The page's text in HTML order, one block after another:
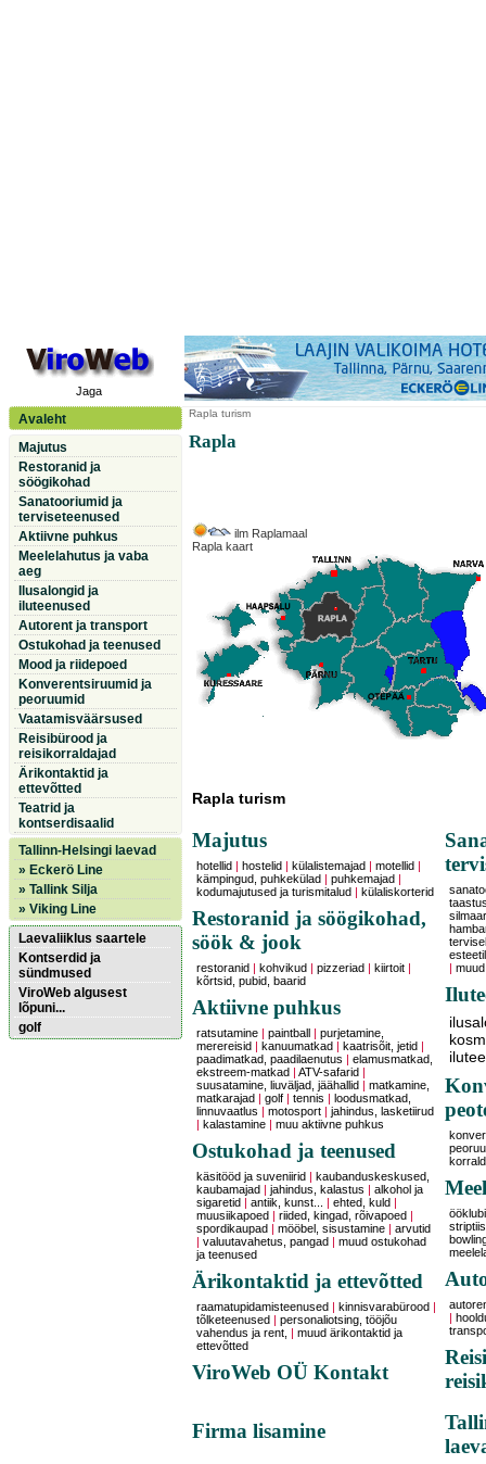
Jaga
Avaleht
Majutus
Restoranid ja
söögikohad
Sanatooriumid ja
terviseteenused
Aktiivne puhkus
Meelelahutus ja vaba
aeg
Ilusalongid ja
iluteenused
Autorent ja transport
Ostukohad ja teenused
Mood ja riidepoed
Konverentsiruumid ja
peoruumid
Vaatamisväärsused
Reisibürood ja
reisikorraldajad
Ärikontaktid ja
ettevõtted
Teatrid ja
kontserdisaalid
Tallinn-Helsingi laevad
» Eckerö Line
» Tallink Silja
» Viking Line
Laevaliiklus saartele
Kontserdid ja
sündmused
ViroWeb algusest
lõpuni...
golf
Rapla turism
Rapla
ilm Raplamaal
Rapla kaart
Rapla turism
Majutus
hotellid hostelid külalistemajad |motellid
kämpingud, puhkekülad
|puhkemajad
kodumajutused ja turismitalud
külaliskorterid
Restoranid ja söögikohad,
söök & jook
restoranid kohvikud |pizzeriad kiirtoit
kõrtsid, pubid, baarid
Aktiivne puhkus
ratsutamine |paintball |purjetamine,
merereisid
kanuumatkad kaatrisõit, jetid
paadimatkad, paadilaenutus
|elamusmatkad,
ekstreem-matkad
|ATV-safarid
suusatamine, liuväljad, jäähallid
|matkamine,
matkarajad
|golf |tennis
loodusmatkad,
linnuvaatlus
|motosport |jahindus, lasketiirud
kalastamine |muu aktiivne puhkus
Ostukohad ja teenused
käsitööd ja suveniirid
kaubanduskeskused,
kaubamajad
|jahindus, kalastus |alkohol ja
sigaretid
|antiik, kunst... |ehted, kuld
muusiikapoed
|riided, kingad, rõivapoed
spordikaupad
|mööbel, sisustamine |arvutid
|valuutavahetus, pangad |muud ostukohad
ja teenused
Ärikontaktid ja ettevõtted
raamatupidamisteenused kinnisvarabürood
tõlketeenused
|personaliotsing, tööjõu
vahendus ja rent,
|muud ärikontaktid ja
ettevõtted
ViroWeb OÜ Kontakt
Firma lisamine
|